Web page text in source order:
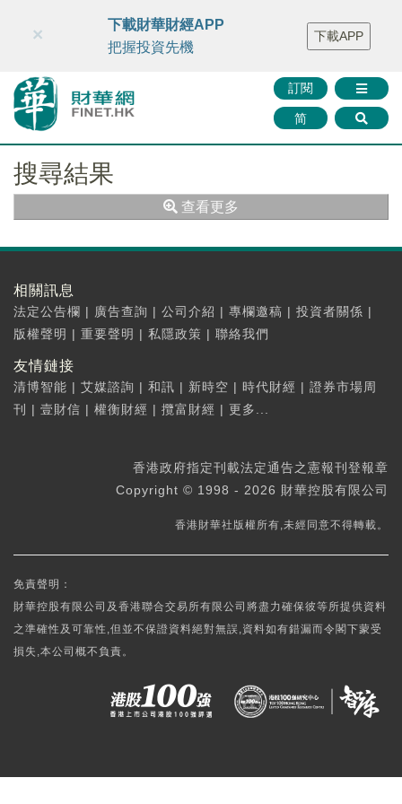
財華智庫網 FINTV FINMETA 財華證券 媒體矩陣
智庫沙龍
聯絡我們
訂閱
简
×
下載財華財經APP
把握投資先機
下載APP
搜尋結果
查看更多
相關訊息
法定公告欄 | 廣告查詢 | 公司介紹 | 專欄邀稿 | 投資者關係 |
版權聲明 | 重要聲明 | 私隱政策 | 聯絡我們
友情鏈接
清博智能 | 艾媒諮詢 | 和訊 | 新時空 | 時代財經 | 證券市場周
刊
| 壹財信 | 權衡財經 | 攬富財經 | 更多...
香港政府指定刊載法定通告之憲報刊登報章
Copyright © 1998 - 2026 財華控股有限公司
香港財華社版權所有,未經同意不得轉載。
免責聲明：
財華控股有限公司及香港聯合交易所有限公司將盡力確保彼等所提供資料
之準確性及可靠性,但並不保證資料絕對無誤,資料如有錯漏而令閣下蒙受
損失,本公司概不負責。